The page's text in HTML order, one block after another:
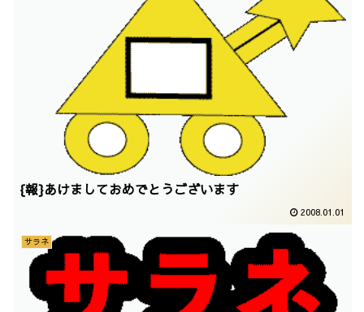
{報}あけましておめでとうございます
2008.01.01
サラネ